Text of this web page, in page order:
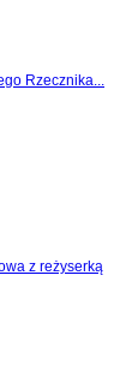
Rzecznika...
z reżyserką